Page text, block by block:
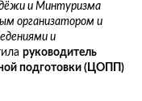
и Минтуризма
организатором и
и
руководитель
подготовки (ЦОПП)